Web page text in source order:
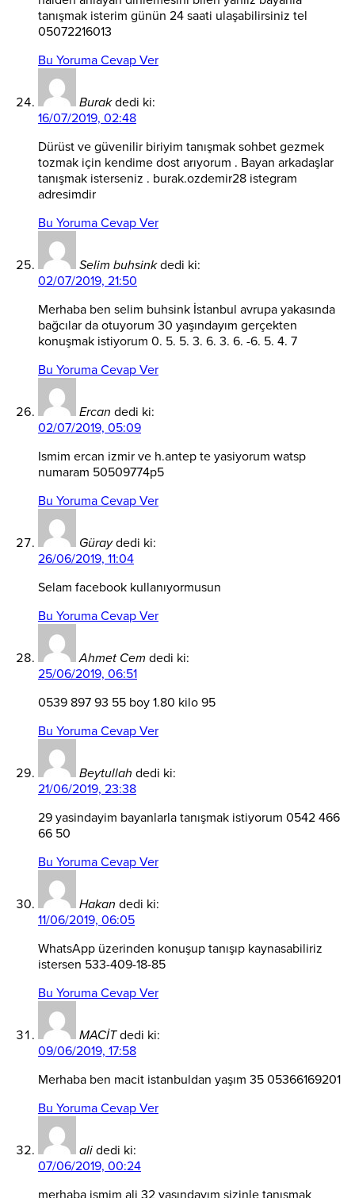
tanışmak isterim günün 24 saati ulaşabilirsiniz tel
05072216013
Bu Yoruma Cevap Ver
Burak dedi ki:
16/07/2019, 02:48
Dürüst ve güvenilir biriyim tanışmak sohbet gezmek
tozmak için kendime dost arıyorum . Bayan arkadaşlar
tanışmak isterseniz . burak.ozdemir28 istegram
adresimdir
Bu Yoruma Cevap Ver
Selim buhsink dedi ki:
02/07/2019, 21:50
Merhaba ben selim buhsink İstanbul avrupa yakasında
bağcılar da otuyorum 30 yaşındayım gerçekten
konuşmak istiyorum 0. 5. 5. 3. 6. 3. 6. -6. 5. 4. 7
Bu Yoruma Cevap Ver
Ercan dedi ki:
02/07/2019, 05:09
Ismim ercan izmir ve h.antep te yasiyorum watsp
numaram 50509774p5
Bu Yoruma Cevap Ver
Güray dedi ki:
26/06/2019, 11:04
Selam facebook kullanıyormusun
Bu Yoruma Cevap Ver
Ahmet Cem dedi ki:
25/06/2019, 06:51
0539 897 93 55 boy 1.80 kilo 95
Bu Yoruma Cevap Ver
Beytullah dedi ki:
21/06/2019, 23:38
29 yasindayim bayanlarla tanışmak istiyorum 0542 466
66 50
Bu Yoruma Cevap Ver
Hakan dedi ki:
11/06/2019, 06:05
WhatsApp üzerinden konuşup tanışıp kaynasabiliriz
istersen 533-409-18-85
Bu Yoruma Cevap Ver
MACİT dedi ki:
09/06/2019, 17:58
Merhaba ben macit istanbuldan yaşım 35 05366169201
Bu Yoruma Cevap Ver
ali dedi ki:
07/06/2019, 00:24
merhaba ismim ali 32 yaşındayım sizinle tanışmak